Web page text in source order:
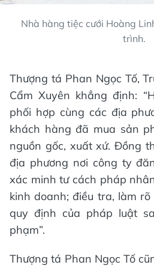
Nhà hàng tiệc cưới Hoàng
trình.
Thượng tá Phan Ngọc Tố,
Cẩm Xuyên khẳng định:
phối hợp cùng các địa
khách hàng đã mua sản
nguồn gốc, xuất xứ. Đồng
địa phương nơi công ty
xác minh tư cách pháp
kinh doanh; điều tra, làm
quy định của pháp luật
phạm”.
Thượng tá Phan Ngọc Tố